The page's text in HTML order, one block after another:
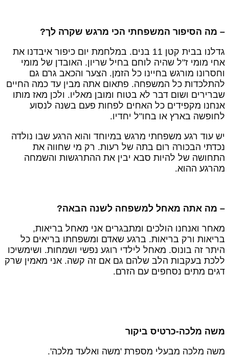
מה הסיפור המשפחתי הכי מרגש שקרה לך?
גדלנו בבית קטן 11 בנים. במלחמת יום כיפור איבדנו את
מומי ז"ל שהיה לוחם בחיל שריון. האובדן של מומי
מורגש בחיינו כל הזמן. הצער והכאב גרם גם
כל המשפחה. פתאום אתה מבין עד כמה החיים
ושום דבר לא בטוח ומובן מאליו. ולכן מאז מותו
מקפידים כל האחים לפחות פעם בשנה לנסוע
בארץ או בחו"ל יחדיו.
עוד רגע משפחתי מרגש במיוחד והוא הרגע שבו נולדה
הבכורה רום בתה של רעות. רק מי שחווה את
של להיות סבא יבין את ההתרגשות והשמחה
ההוא.
מה אתה מאחל למשפחה לשנה הבאה?
ואנחנו הולכים ומתבגרים אני מאחל בריאות,
ורק בריאות. ברגע שאדם ומשפחתו בריאים כל
זה בונוס. מאחל לילדי רוגע נפשי ושמחות. ושימשיכו
בעקבות הלב שלהם גם אם זה קשה. אני מאמין שרק
מתים נסחפים עם הזרם.
מלכה-כרטיס ביקור
מלכה מבעלי מספרת 'משה ואלעד מלכה'.